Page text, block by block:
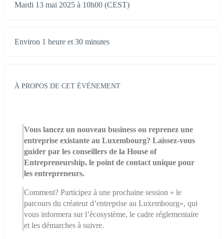
Mardi 13 mai 2025 à 10h00 (CEST)
Environ 1 heure et 30 minutes
À PROPOS DE CET ÉVÉNEMENT
Vous lancez un nouveau business ou reprenez une
entreprise existante au Luxembourg? Laissez-vous
guider par les conseillers de la House of
Entrepreneurship, le point de contact unique pour
les entrepreneurs.
Comment? Participez à une prochaine session « le
parcours du créateur d’entreprise au Luxembourg», qui
vous informera sur l’écosystème, le cadre réglementaire
et les démarches à suivre.